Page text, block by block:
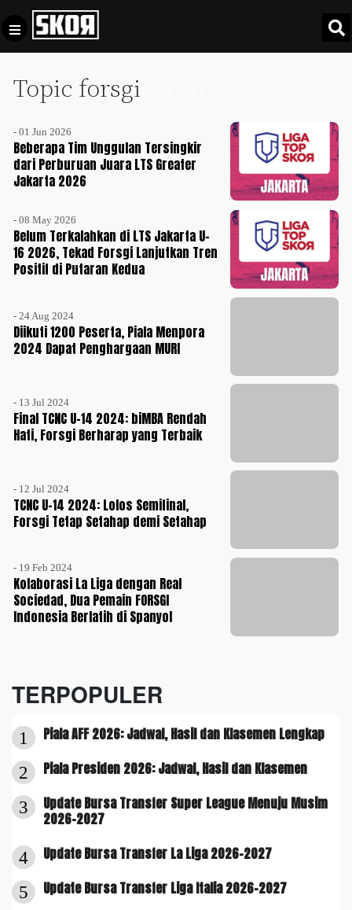
Topic forsgi
- 01 Jun 2026
Beberapa Tim Unggulan Tersingkir
dari Perburuan Juara LTS Greater
Jakarta 2026
- 08 May 2026
Belum Terkalahkan di LTS Jakarta U-
16 2026, Tekad Forsgi Lanjutkan Tren
Positif di Putaran Kedua
- 24 Aug 2024
Diikuti 1200 Peserta, Piala Menpora
2024 Dapat Penghargaan MURI
- 13 Jul 2024
Final TCNC U-14 2024: biMBA Rendah
Hati, Forsgi Berharap yang Terbaik
- 12 Jul 2024
TCNC U-14 2024: Lolos Semifinal,
Forsgi Tetap Setahap demi Setahap
- 19 Feb 2024
Kolaborasi La Liga dengan Real
Sociedad, Dua Pemain FORSGI
Indonesia Berlatih di Spanyol
TERPOPULER
1 Piala AFF 2026: Jadwal, Hasil dan Klasemen Lengkap
2 Piala Presiden 2026: Jadwal, Hasil dan Klasemen
3
Update Bursa Transfer Super League Menuju Musim
2026-2027
4 Update Bursa Transfer La Liga 2026-2027
5 Update Bursa Transfer Liga Italia 2026-2027
Football +
Culture +
Timnas
Indonesia
SPECIAL
Video
Privacy
Pedoman
Pemberitaan
Media
Disclaimer
Tentang